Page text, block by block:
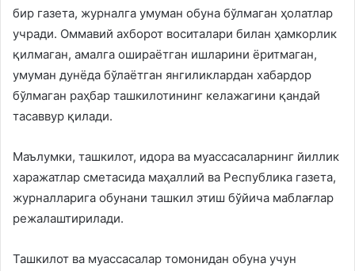
бир газета, журналга умуман обуна бўлмаган ҳолатлар
учради. Оммавий ахборот воситалари билан ҳамкорлик
қилмаган, амалга ошираётган ишларини ёритмаган,
умуман дунёда бўлаётган янгиликлардан хабардор
бўлмаган раҳбар ташкилотининг келажагини қандай
тасаввур қилади.
Маълумки, ташкилот, идора ва муассасаларнинг йиллик
харажатлар сметасида маҳаллий ва Республика газета,
журналларига обунани ташкил этиш бўйича маблағлар
режалаштирилади.
Ташкилот ва муассасалар томонидан обуна учун